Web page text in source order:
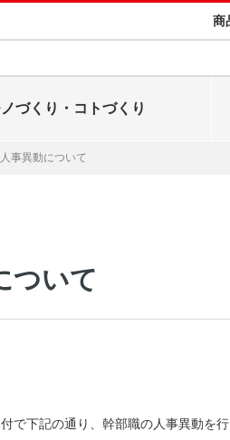
商
づくり・コトづくり
事異動について
ついて
で下記の通り、幹部職の人事異動を行